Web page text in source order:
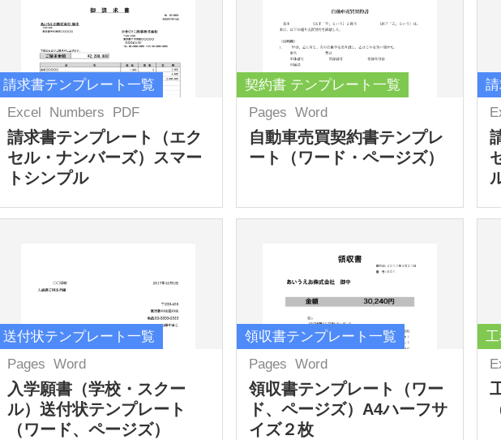
請求書テンプレート一覧
Excel
Numbers PDF
請求書テンプレート（エク
セル・ナンバーズ）スマー
トシンプル
契約書 テンプレート一覧
Pages Word
自動車売買契約書テンプレ
ート（ワード・ページズ）
送付状テンプレート一覧
Pages Word
入学願書（学校・スクー
ル）送付状テンプレート
（ワード、ページズ）
領収書テンプレート一覧
Pages Word
領収書テンプレート（ワー
ド、ページズ）A4ハーフサ
イズ２枚